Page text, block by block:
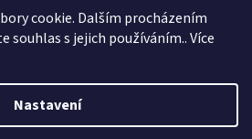
cookie. Dalším procházením
souhlas s jejich používáním.. Více
Nastavení